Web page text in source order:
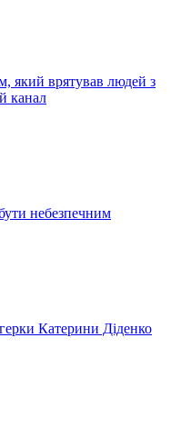
який врятував людей з
канал
небезпечним
Катерини Діденко